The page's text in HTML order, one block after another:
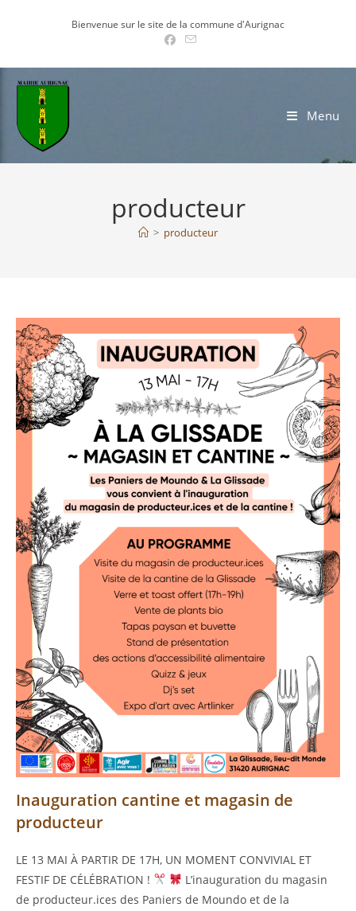
Bienvenue sur le site de la commune d'Aurignac
Menu
producteur
> producteur
Inauguration cantine et magasin de
producteur
LE 13 MAI À PARTIR DE 17H, UN MOMENT CONVIVIAL ET
FESTIF DE CÉLÉBRATION !
L’inauguration du magasin
de producteur.ices des Paniers de Moundo et de la